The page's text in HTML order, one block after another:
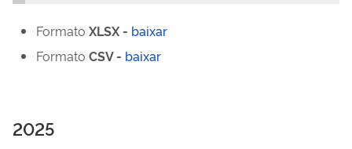
Formato XLSX - baixar
Formato CSV - baixar
2025